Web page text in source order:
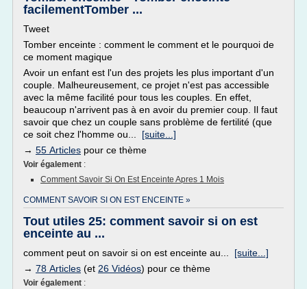
facilementTomber ...
Tweet
Tomber enceinte : comment le comment et le pourquoi de
ce moment magique
Avoir un enfant est l'un des projets les plus important d'un
couple. Malheureusement, ce projet n'est pas accessible
avec la même facilité pour tous les couples. En effet,
beaucoup n'arrivent pas à en avoir du premier coup. Il faut
savoir que chez un couple sans problème de fertilité (que
ce soit chez l'homme ou... [suite...]
→ 55 Articles pour ce thème
Voir également :
Comment Savoir Si On Est Enceinte Apres 1 Mois
COMMENT SAVOIR SI ON EST ENCEINTE »
Tout utiles 25: comment savoir si on est
enceinte au ...
comment peut on savoir si on est enceinte au... [suite...]
→ 78 Articles (et 26 Vidéos) pour ce thème
Voir également :